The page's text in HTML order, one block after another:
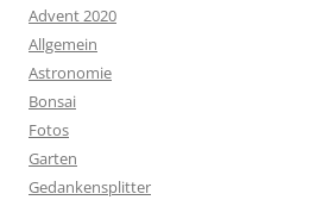
Advent 2020
Allgemein
Astronomie
Bonsai
Fotos
Garten
Gedankensplitter